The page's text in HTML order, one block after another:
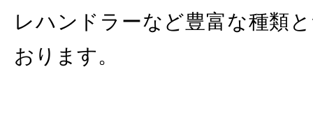
レハンドラーなど豊富な種類
おります。